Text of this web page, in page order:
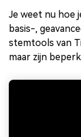
Je weet nu hoe
basis-,
stemtools van
maar zijn